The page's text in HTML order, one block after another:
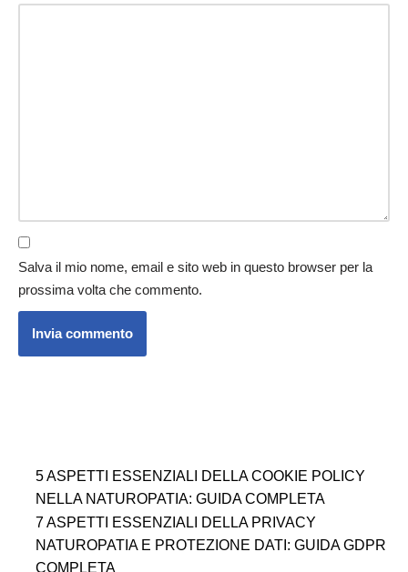
Salva il mio nome, email e sito web in questo browser per la
prossima volta che commento.
5 ASPETTI ESSENZIALI DELLA COOKIE POLICY
NELLA NATUROPATIA: GUIDA COMPLETA
7 ASPETTI ESSENZIALI DELLA PRIVACY
NATUROPATIA E PROTEZIONE DATI: GUIDA GDPR
COMPLETA